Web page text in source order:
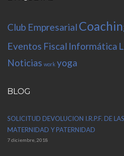
Club Empresarial
Eventos Fiscal Informática
Noticias work yoga
BLOG
SOLICITUD DEVOLUCION I.R.P.F. DE
MATERNIDAD Y PATERNIDAD
7 diciembre, 2018